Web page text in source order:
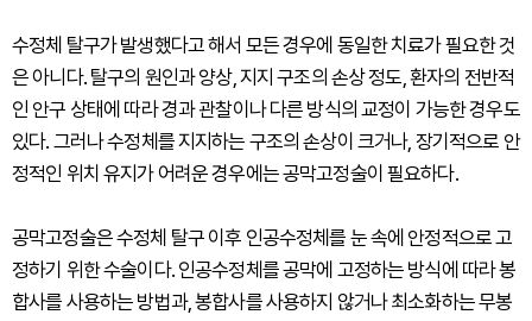
수정체 탈구가 발생했다고 해서 모든 경우에 동일한 치료가 필요한 것
은 아니다. 탈구의 원인과 양상, 지지 구조의 손상 정도, 환자의 전반적
인 안구 상태에 따라 경과 관찰이나 다른 방식의 교정이 가능한 경우도
있다. 그러나 수정체를 지지하는 구조의 손상이 크거나, 장기적으로 안
정적인 위치 유지가 어려운 경우에는 공막고정술이 필요하다.
공막고정술은 수정체 탈구 이후 인공수정체를 눈 속에 안정적으로 고
정하기 위한 수술이다. 인공수정체를 공막에 고정하는 방식에 따라 봉
합사를 사용하는 방법과, 봉합사를 사용하지 않거나 최소화하는 무봉